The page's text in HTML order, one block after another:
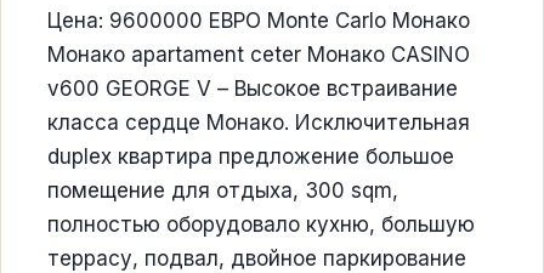
Цена: 9600000 ЕВРО Monte Carlo Монако
Монако apartament ceter Монако CASINO
v600 GEORGE V – Высокое встраивание
класса сердце Монако. Исключительная
duplex квартира предложение большое
помещение для отдыха, 300 sqm,
полностью оборудовало кухню, большую
террасу, подвал, двойное паркирование